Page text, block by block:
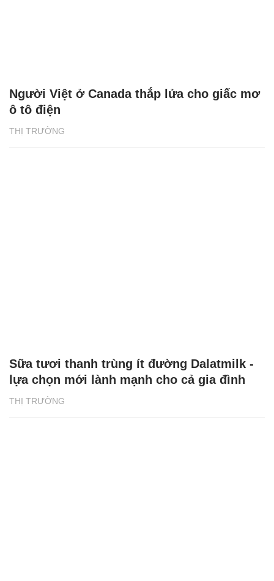
THỊ TRƯỜNG
Người Việt ở Canada thắp lửa cho giấc mơ
ô tô điện
THỊ TRƯỜNG
Sữa tươi thanh trùng ít đường Dalatmilk -
lựa chọn mới lành mạnh cho cả gia đình